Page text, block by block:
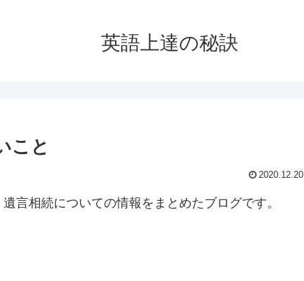
英語上達の秘訣
こと
2020.12.20
言相続についての情報をまとめたブログです。